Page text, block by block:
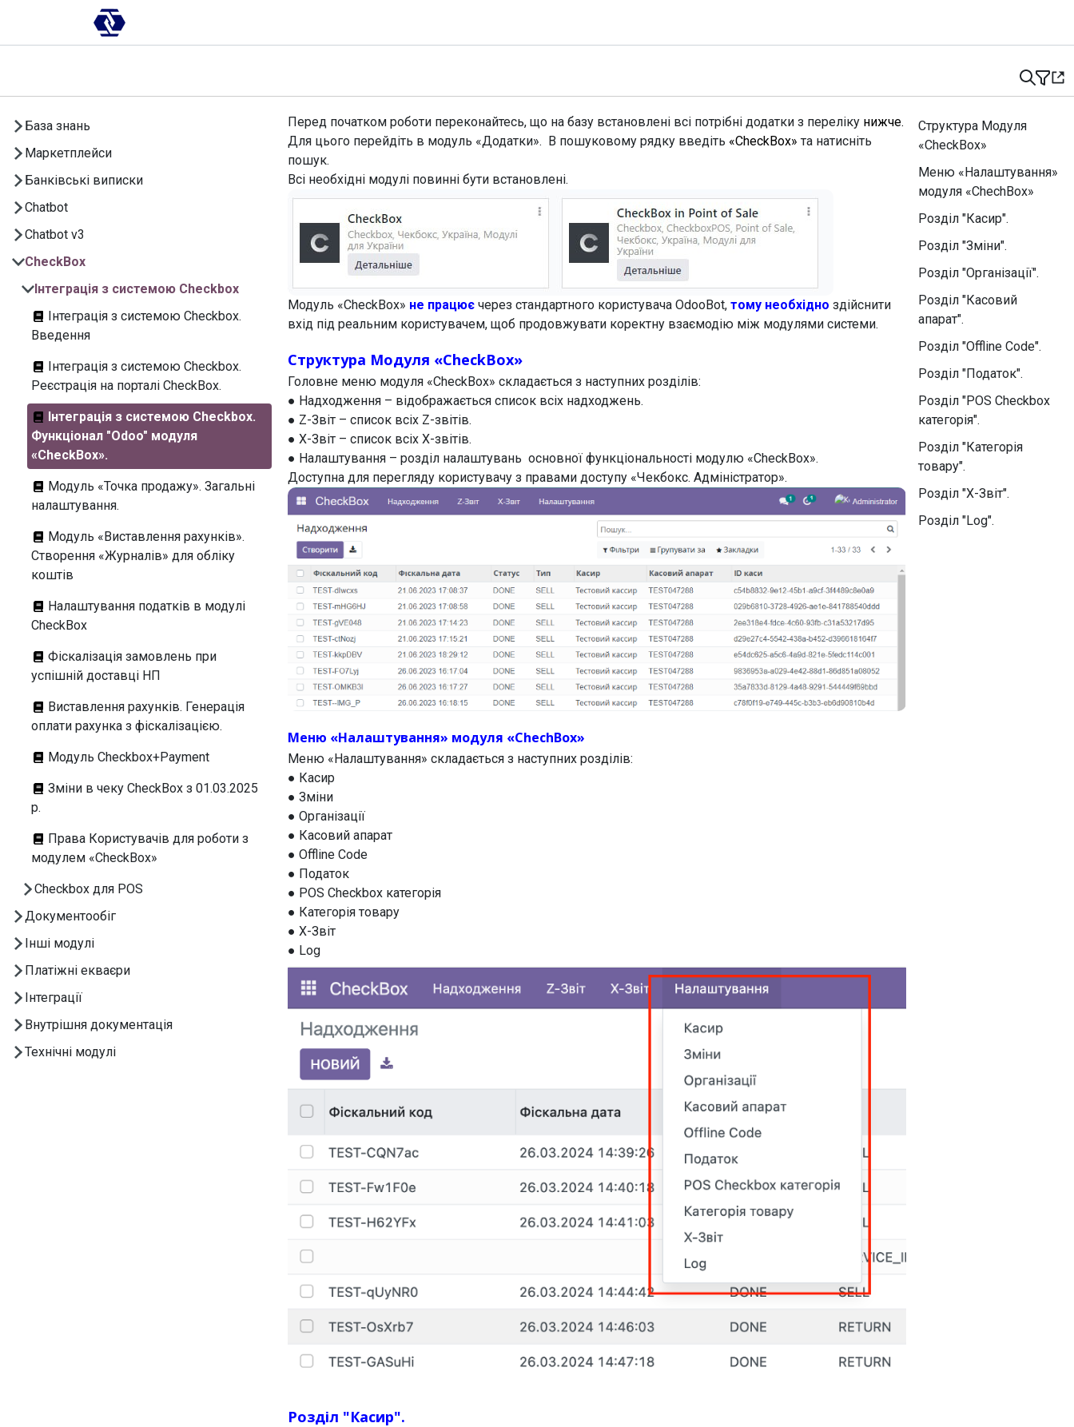
База знань
Маркетплейси
Банківські виписки
Chatbot
Chatbot v3
CheckBox
Інтеграція з системою Checkbox
Інтеграція з системою Checkbox.
Введення
Інтеграція з системою Checkbox.
Реєстрація на порталі CheckBox.
Інтеграція з системою Checkbox.
Функціонал "Odoo" модуля
«CheckBox».
Модуль «Точка продажу». Загальні
налаштування.
Модуль «Виставлення рахунків».
Створення «Журналів» для обліку
коштів
Налаштування податків в модулі
CheckBox
Фіскалізація замовлень при
успішній доставці НП
Виставлення рахунків. Генерація
оплати рахунка з фіскалізацією.
Модуль Checkbox+Payment
Зміни в чеку CheckBox з 01.03.2025
р.
Права Користувачів для роботи з
модулем «CheckBox»
Checkbox для POS
Документообіг
Інші модулі
Платіжні екваєри
Інтеграції
Внутрішня документація
Технічні модулі
Перед початком роботи переконайтесь, що на базу встановлені всі потрібні додатки з переліку нижче.
Для цього перейдіть в модуль «Додатки». В пошуковому рядку введіть «CheckBox» та натисніть
пошук.
Всі необхідні модулі повинні бути встановлені.
Модуль «CheckBox» не працює через стандартного користувача OdooBot, тому необхідно здійснити
вхід під реальним користувачем, щоб продовжувати коректну взаємодію між модулями системи.
Структура Модуля «CheckBox»
Головне меню модуля «CheckBox» складається з наступних розділів:
● Надходження – відображається список всіх надходжень.
● Z-Звіт – список всіх Z-звітів.
● X-Звіт – список всіх X-звітів.
● Налаштування – розділ налаштувань основної функціональності модулю «CheckBox».
Доступна для перегляду користувачу з правами доступу «Чекбокс. Адміністратор».
Меню «Налаштування» модуля «ChechBox»
Меню «Налаштування» складається з наступних розділів:
● Касир
● Зміни
● Організації
● Касовий апарат
● Offline Code
● Податок
● POS Checkbox категорія
● Категорія товару
● X-Звіт
● Log
Розділ "Касир".
Структура Модуля
«CheckBox»
Меню «Налаштування»
модуля «ChechBox»
Розділ "Касир".
Розділ "Зміни".
Розділ "Організації".
Розділ "Касовий
апарат".
Розділ "Offline Code".
Розділ "Податок".
Розділ "POS Checkbox
категорія".
Розділ "Категорія
товару".
Розділ "X-Звіт".
Розділ "Log".